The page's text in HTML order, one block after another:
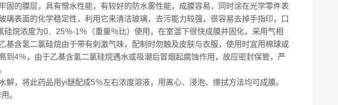
的膜层，具有憎水性能，有较好的防水雾性能，成膜容易，同时涂在光学零件表
表面的化学稳定性，利用它来清洁玻璃，去污能力较强，很容易去掉手指印，口
烷浓度为0．25％-1％（重量％比）使用，在室温下很快成膜并固化，采用气相
含氢二氯硅烷由于带有刺激气味，配制时勿触及皮肤与衣服，使用时宜用棉球或
4％，由于乙基含氢二氯硅烷遇水或吸潮后冒烟起腐蚀作用，故应密封保管，严
，将此药品用yi醚配成5％左右浓度溶液，用离心、浸泡、擦拭方法均可成膜。
。